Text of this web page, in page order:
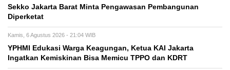
Sekko Jakarta Barat Minta Pengawasan Pembangunan
Diperketat
Kamis, 6 Agustus 2026 - 21:04 WIB
YPHMI Edukasi Warga Keagungan, Ketua KAI Jakarta
Ingatkan Kemiskinan Bisa Memicu TPPO dan KDRT